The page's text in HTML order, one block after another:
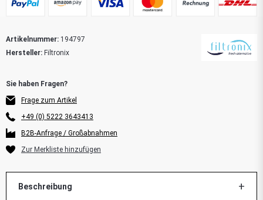
Artikelnummer: 194797
Hersteller: Filtronix
Frage zum Artikel
+49 (0) 5222 3643413
B2B-Anfrage / Großabnahmen
Beschreibung